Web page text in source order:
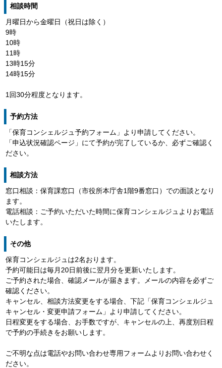
相談時間
月曜日から金曜日（祝日は除く）
9時
10時
11時
13時15分
14時15分
1回30分程度となります。
予約方法
「保育コンシェルジュ予約フォーム」より申請してください。
「申込状況確認ページ」にて予約が完了しているか、必ずご確認く
ださい。
相談方法
窓口相談：保育課窓口（市役所本庁舎1階9番窓口）での面談となり
ます。
電話相談：ご予約いただいた時間に保育コンシェルジュよりお電話
いたします。
その他
保育コンシェルジュは2名おります。
予約可能日は毎月20日前後に翌月分を更新いたします。
ご予約された場合、確認メールが届きます。メールの内容を必ずご
確認ください。
キャンセル、相談方法変更をする場合、下記「保育コンシェルジュ
キャンセル・変更申請フォーム」より申請してください。
日程変更をする場合、お手数ですが、キャンセルの上、再度別日程
で予約の手続きをお願いします。
ご不明な点は電話やお問い合わせ専用フォームよりお問い合わせく
ださい。